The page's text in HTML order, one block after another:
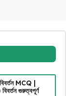
MCQ |
গুরুত্বপূর্ণ